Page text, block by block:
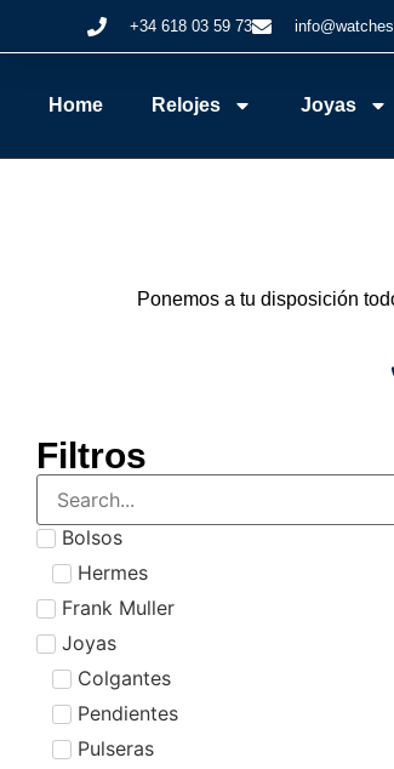
+34 618 03 59 73
Home Relojes Joyas
Ponemos a tu disposición
Filtros
Bolsos
Hermes
Frank Muller
Joyas
Colgantes
Pendientes
Pulseras